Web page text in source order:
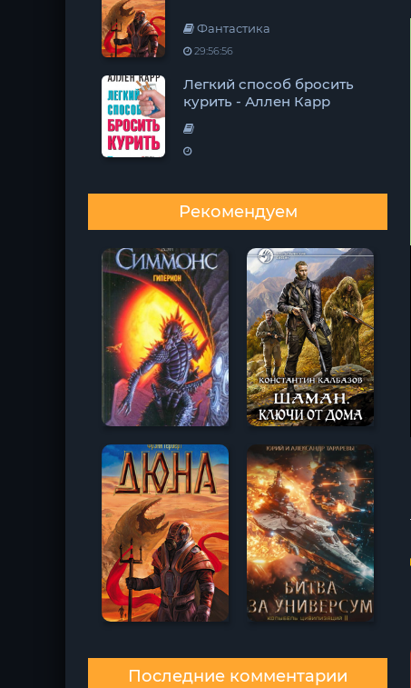
Фантастика
29:56:56
Легкий способ бросить
курить - Аллен Карр
Рекомендуем
Последние комментарии